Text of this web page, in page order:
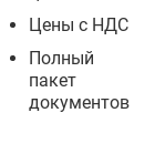
Цены с НДС
Полный
пакет
документов